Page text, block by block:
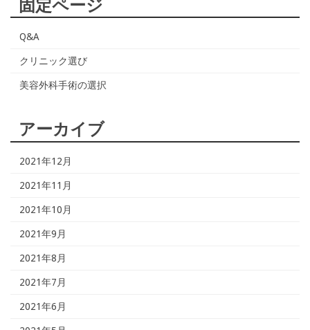
Q&A
クリニック選び
美容外科手術の選択
アーカイブ
2021年12月
2021年11月
2021年10月
2021年9月
2021年8月
2021年7月
2021年6月